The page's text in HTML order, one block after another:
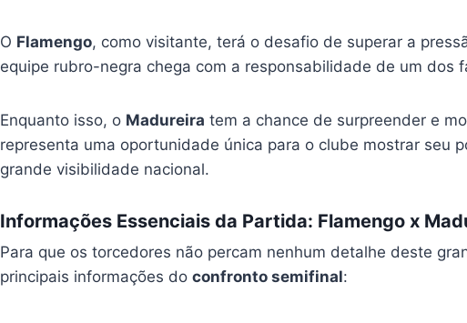
O Flamengo, como visitante, terá o desafio de superar a
equipe rubro-negra chega com a responsabilidade de um dos
Enquanto isso, o Madureira tem a chance de surpreender e
representa uma oportunidade única para o clube mostrar seu
grande visibilidade nacional.
Informações Essenciais da Partida: Flamengo x
Para que os torcedores não percam nenhum detalhe deste
principais informações do confronto semifinal: